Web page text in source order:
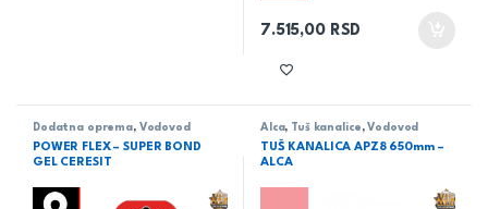
7.515,00 RSD
Dodatna oprema, Vodovod
POWER FLEX – SUPER BOND
GEL CERESIT
Alca, Tuš kanalice ,Vodovod
TUŠ KANALICA APZ8 650mm –
ALCA